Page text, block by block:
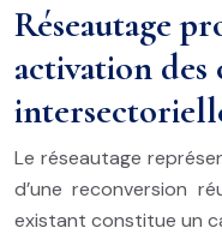
Réseautage
activation des
Le réseautage
d’une reconversion
existant constitue un